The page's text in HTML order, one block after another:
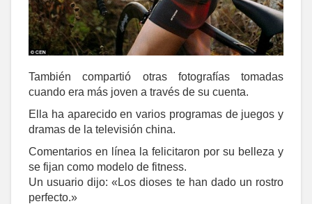
También compartió otras fotografías tomadas
cuando era más joven a través de su cuenta.
Ella ha aparecido en varios programas de juegos y
dramas de la televisión china.
Comentarios en línea la felicitaron por su belleza y
se fijan como modelo de fitness.
Un usuario dijo: «Los dioses te han dado un rostro
perfecto.»